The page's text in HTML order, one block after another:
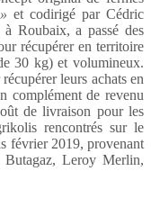
et codirigé par Cédric
Roubaix, a passé des
récupérer en territoire
30 kg) et volumineux.
leurs achats en
complément de revenu
de livraison pour les
rencontrés sur le
février 2019, provenant
Butagaz, Leroy Merlin,